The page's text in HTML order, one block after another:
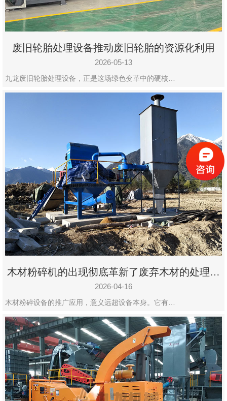
废旧轮胎处理设备推动废旧轮胎的资源化利用
2026-05-13
九龙废旧轮胎处理设备，正是这场绿色变革中的硬核…
木材粉碎机的出现彻底革新了废弃木材的处理模
式
2026-04-16
木材粉碎设备的推广应用，意义远超设备本身。它有…